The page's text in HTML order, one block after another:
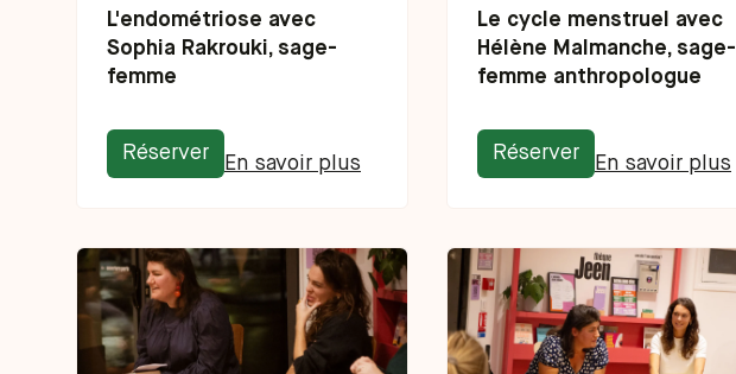
L'endométriose avec
Sophia Rakrouki, sage-
femme
Réserver En savoir plus
Le cycle menstruel avec
Hélène Malmanche, sage-
femme anthropologue
Réserver En savoir plus